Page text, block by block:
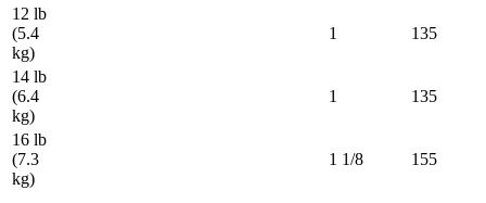
12 lb
(5.4
kg)
1 135
14 lb
(6.4
kg)
1 135
16 lb
(7.3
kg)
1 1/8 155